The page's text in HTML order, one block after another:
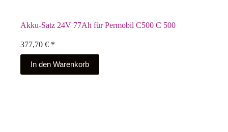
Akku-Satz 24V 77Ah für Permobil C500 C 500
377,70 € *
In den Warenkorb